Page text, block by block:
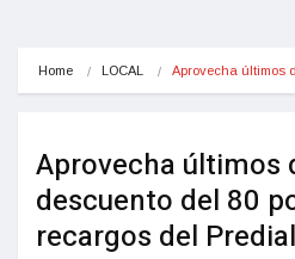
Home LOCAL Aprovecha últimos
Aprovecha últimos
descuento del 80
recargos del Predial